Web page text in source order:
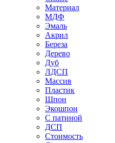
Материал
МДФ
Эмаль
Акрил
Береза
Дерево
Дуб
ЛДСП
Массив
Пластик
Шпон
Экошпон
С патиной
ДСП
Стоимость